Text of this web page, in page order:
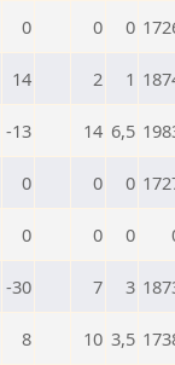
0 0 0
14 2 1
-13 14 6,5
0 0 0
0 0 0
-30 7 3
8 10 3,5